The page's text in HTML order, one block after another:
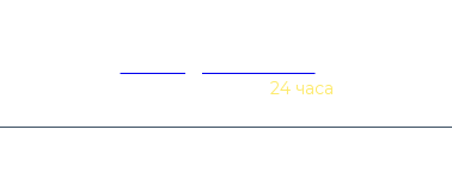
24 часа